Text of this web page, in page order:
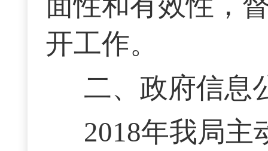
开工作。
二、政府信息
2018年我局主